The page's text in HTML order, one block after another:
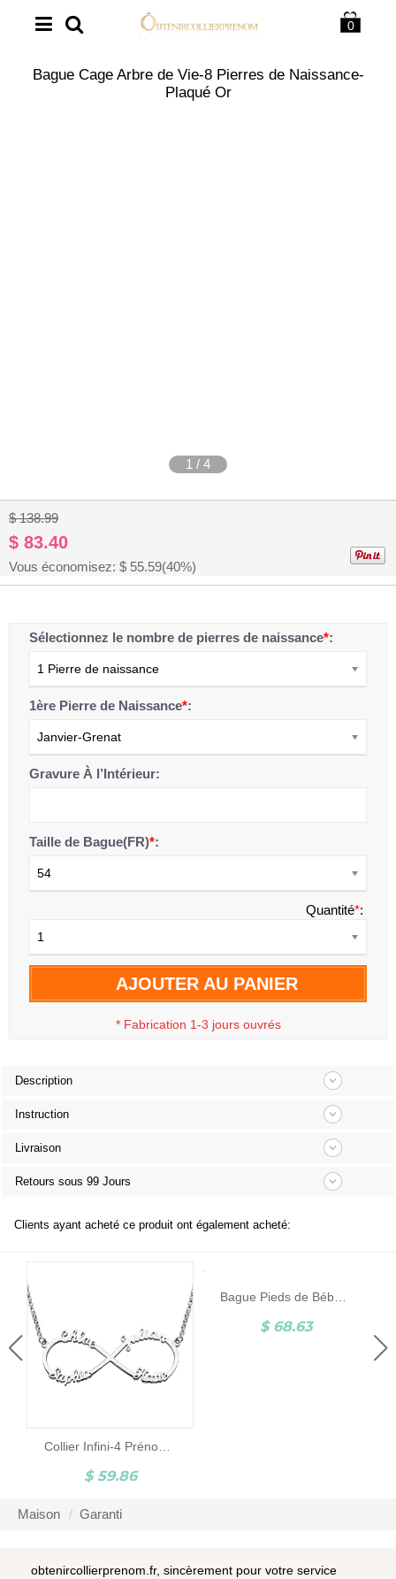
0
Bague Cage Arbre de Vie-8 Pierres de Naissance-
Plaqué Or
1 / 4
$ 138.99
$ 83.40
Vous économisez: $ 55.59(40%)
Sélectionnez le nombre de pierres de naissance*:
1 Pierre de naissance
1ère Pierre de Naissance*:
Janvier-Grenat
Gravure À l’Intérieur:
Taille de Bague(FR)*:
54
Quantité*:
1
AJOUTER AU PANIER
* Fabrication 1-3 jours ouvrés
Description
Instruction
Livraison
Retours sous 99 Jours
Clients ayant acheté ce produit ont également acheté:
Collier Infini-4 Prénoms-Argent
$ 59.86
Bague Pieds de Bébé-Pierre de Naissance et Gravure-Argent
$ 68.63
Maison Garanti
obtenircollierprenom.fr, sincèrement pour votre service